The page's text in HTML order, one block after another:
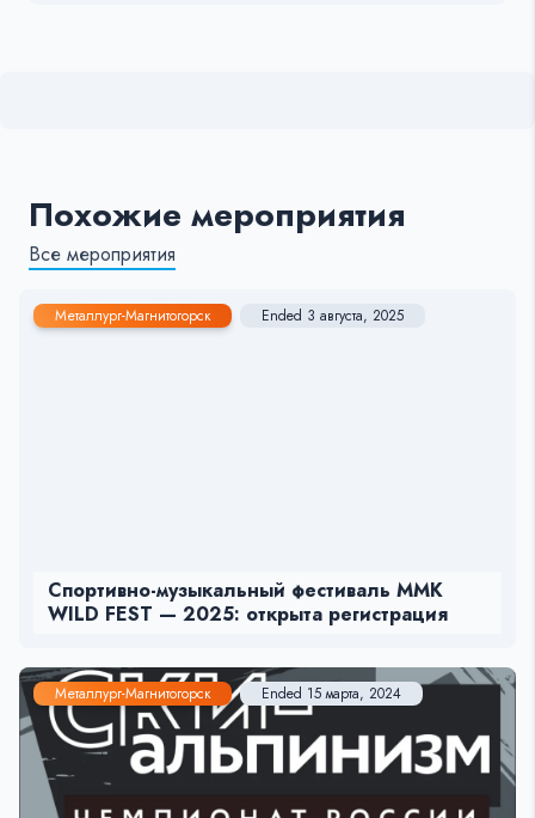
Похожие мероприятия
Все мероприятия
Металлург-Магнитогорск Ended 3 августа, 2025
Спортивно-музыкальный фестиваль MMK
WILD FEST — 2025: открыта регистрация
Металлург-Магнитогорск Ended 15 марта, 2024